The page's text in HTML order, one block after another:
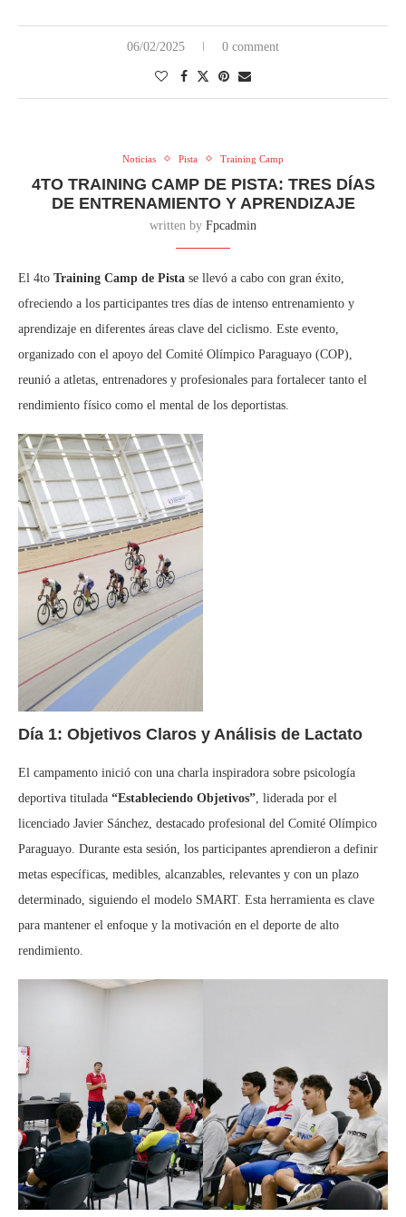
06/02/2025 0 comment
Noticias Pista Training Camp
4TO TRAINING CAMP DE PISTA: TRES DÍAS
DE ENTRENAMIENTO Y APRENDIZAJE
written by Fpcadmin
El 4to Training Camp de Pista se llevó a cabo con gran éxito,
ofreciendo a los participantes tres días de intenso entrenamiento y
aprendizaje en diferentes áreas clave del ciclismo. Este evento,
organizado con el apoyo del Comité Olímpico Paraguayo (COP),
reunió a atletas, entrenadores y profesionales para fortalecer tanto el
rendimiento físico como el mental de los deportistas.
Día 1: Objetivos Claros y Análisis de Lactato
El campamento inició con una charla inspiradora sobre psicología
deportiva titulada “Estableciendo Objetivos” , liderada por el
licenciado Javier Sánchez, destacado profesional del Comité Olímpico
Paraguayo. Durante esta sesión, los participantes aprendieron a definir
metas específicas, medibles, alcanzables, relevantes y con un plazo
determinado, siguiendo el modelo SMART. Esta herramienta es clave
para mantener el enfoque y la motivación en el deporte de alto
rendimiento.